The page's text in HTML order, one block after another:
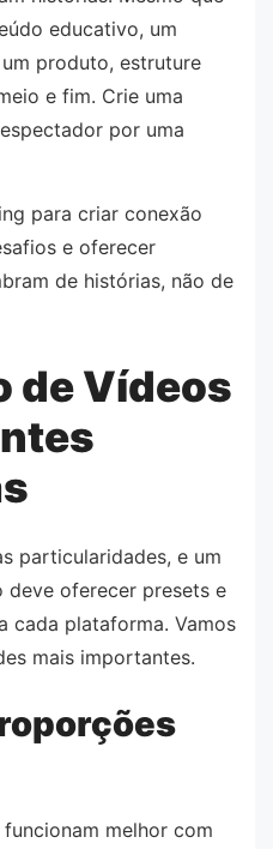
educativo, um
produto, estruture
e fim. Crie uma
por uma
para criar conexão
e oferecer
de histórias, não de
de Vídeos
particularidades, e um
oferecer presets e
cada plataforma. Vamos
mais importantes.
melhor com